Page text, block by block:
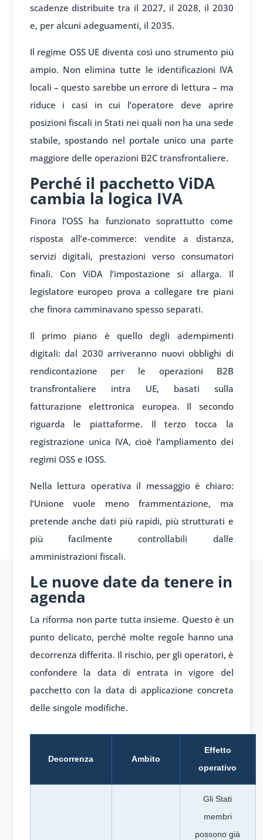
scadenze distribuite tra il 2027, il 2028, il 2030
e, per alcuni adeguamenti, il 2035.
Il regime OSS UE diventa così uno strumento più
ampio. Non elimina tutte le identificazioni IVA
locali – questo sarebbe un errore di lettura – ma
riduce i casi in cui l’operatore deve aprire
posizioni fiscali in Stati nei quali non ha una sede
stabile, spostando nel portale unico una parte
maggiore delle operazioni B2C transfrontaliere.
Perché il pacchetto ViDA
cambia la logica IVA
Finora l’OSS ha funzionato soprattutto come
risposta all’e-commerce: vendite a distanza,
servizi digitali, prestazioni verso consumatori
finali. Con ViDA l’impostazione si allarga. Il
legislatore europeo prova a collegare tre piani
che finora camminavano spesso separati.
Il primo piano è quello degli adempimenti
digitali: dal 2030 arriveranno nuovi obblighi di
rendicontazione per le operazioni B2B
transfrontaliere intra UE, basati sulla
fatturazione elettronica europea. Il secondo
riguarda le piattaforme. Il terzo tocca la
registrazione unica IVA, cioè l’ampliamento dei
regimi OSS e IOSS.
Nella lettura operativa il messaggio è chiaro:
l’Unione vuole meno frammentazione, ma
pretende anche dati più rapidi, più strutturati e
più facilmente controllabili dalle
amministrazioni fiscali.
Le nuove date da tenere in
agenda
La riforma non parte tutta insieme. Questo è un
punto delicato, perché molte regole hanno una
decorrenza differita. Il rischio, per gli operatori, è
confondere la data di entrata in vigore del
pacchetto con la data di applicazione concreta
delle singole modifiche.
Decorrenza Ambito
Effetto
operativo
Gli Stati
membri
possono già